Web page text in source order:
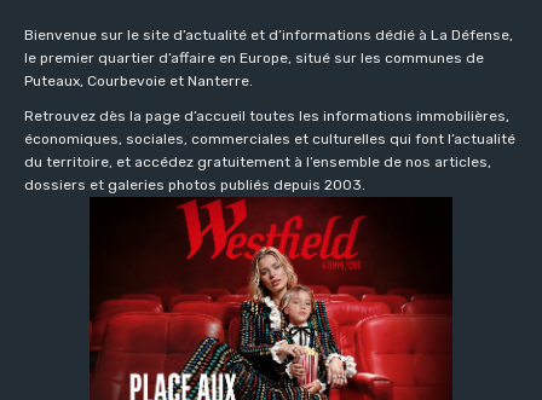
Bienvenue sur le site d’actualité et d’informations dédié à La Défense,
le premier quartier d’affaire en Europe, situé sur les communes de
Puteaux, Courbevoie et Nanterre.
Retrouvez dès la page d’accueil toutes les informations immobilières,
économiques, sociales, commerciales et culturelles qui font l’actualité
du territoire, et accédez gratuitement à l’ensemble de nos articles,
dossiers et galeries photos publiés depuis 2003.